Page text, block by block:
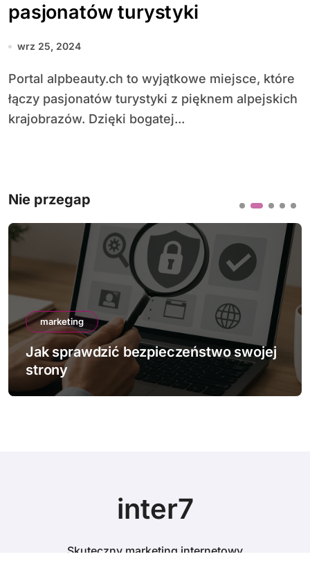
pasjonatów turystyki
wrz 25, 2024
Portal alpbeauty.ch to wyjątkowe miejsce, które
łączy pasjonatów turystyki z pięknem alpejskich
krajobrazów. Dzięki bogatej...
Nie przegap
marketing
Jak sprawdzić bezpieczeństwo swojej
strony
inter7
Skuteczny marketing internetowy